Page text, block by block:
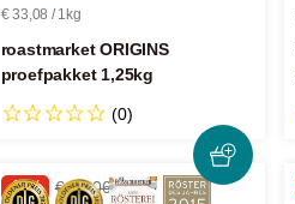
€ 33,08 / 1kg
roastmarket ORIGINS
proefpakket 1,25kg
(0)
-14% € 63,06